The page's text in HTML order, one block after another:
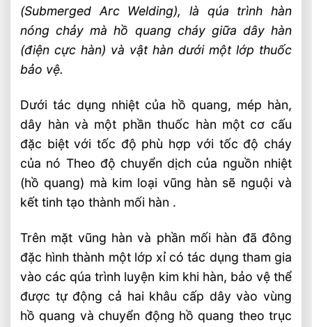
(Submerged Arc Welding), là qúa trình hàn
nóng chảy mà hồ quang cháy giữa dây hàn
(điện cực hàn) và vật hàn dưới một lớp thuốc
bảo vệ.
Dưới tác dụng nhiệt của hồ quang, mép hàn,
dây hàn và một phần thuốc hàn một cơ cấu
đặc biệt với tốc độ phù hợp với tốc độ cháy
của nó Theo độ chuyển dịch của nguồn nhiệt
(hồ quang) mà kim loại vũng hàn sẽ nguội và
kết tinh tạo thành mối hàn .
Trên mặt vũng hàn và phần mối hàn đã đông
đặc hình thành một lớp xỉ có tác dụng tham gia
vào các qúa trình luyện kim khi hàn, bảo vệ thể
được tự động cả hai khâu cấp dây vào vùng
hồ quang và chuyển động hồ quang theo trục